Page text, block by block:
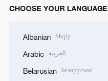
CHOOSE YOUR LANGUAGE
Albanian Shqip
Arabic العربية
Belarusian Беларуская